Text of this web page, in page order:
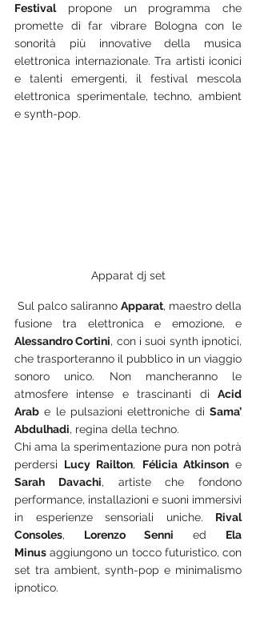
Festival propone un programma che
promette di far vibrare Bologna con le
sonorità più innovative della musica
elettronica internazionale. Tra artisti iconici
e talenti emergenti, il festival mescola
elettronica sperimentale, techno, ambient
e synth-pop.
Apparat dj set
Sul palco saliranno Apparat, maestro della
Alessandro Cortini, con i suoi synth ipnotici,
che trasporteranno il pubblico in un viaggio
sonoro unico. Non mancheranno le
atmosfere intense e trascinanti di Acid
Arab e le pulsazioni elettroniche di Sama’
Abdulhadi, regina della techno.
Chi ama la sperimentazione pura non potrà
perdersi Lucy Railton, Félicia Atkinson
Sarah Davachi, artiste che fondono
performance, installazioni e suoni immersivi
in esperienze sensoriali uniche. Rival
Consoles, Lorenzo Senni ed Ela
Minus aggiungono un tocco futuristico, con
set tra ambient, synth-pop e minimalismo
ipnotico.